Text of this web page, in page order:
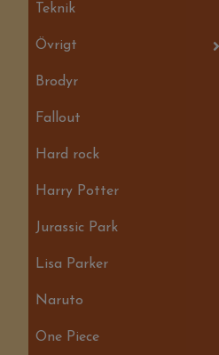
Teknik
Övrigt
Brodyr
Fallout
Hard rock
Harry Potter
Jurassic Park
Lisa Parker
Naruto
One Piece